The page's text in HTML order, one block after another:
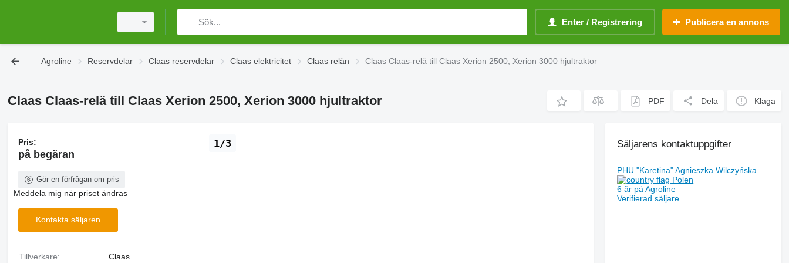
Enter / Registrering Publicera en annons
Agroline Reservdelar Claas reservdelar Claas elektricitet Claas relän Claas Claas-relä till Claas Xerion 2500, Xerion 3000 hjultraktor
Claas Claas-relä till Claas Xerion 2500, Xerion 3000 hjultraktor PDF Dela Klaga
1/3
Pris:
på begäran
Gör en förfrågan om pris
Meddela mig när priset ändras
Kontakta säljaren
Tillverkare: Claas
Säljarens kontaktuppgifter
PHU "Karetina" Agnieszka Wilczyńska
Polen
6 år på Agroline
Verifierad säljare